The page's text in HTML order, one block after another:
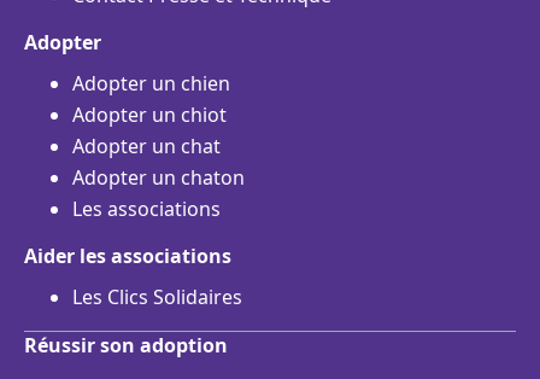
Adopter
Adopter un chien
Adopter un chiot
Adopter un chat
Adopter un chaton
Les associations
Aider les associations
Les Clics Solidaires
Réussir son adoption